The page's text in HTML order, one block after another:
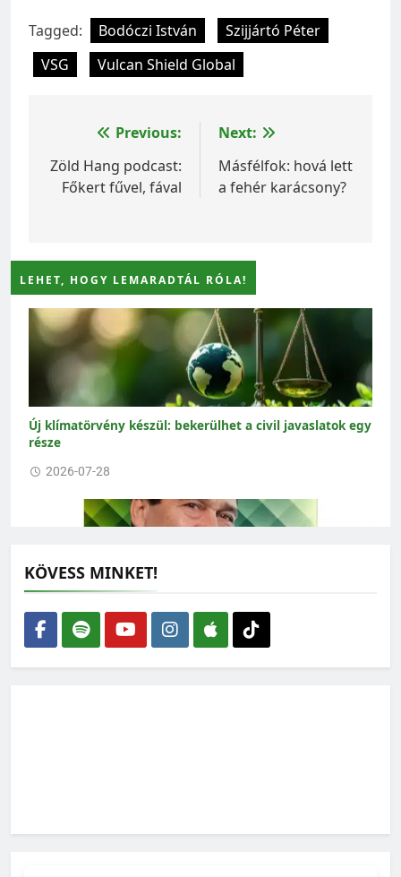
Tagged: Bodóczi István
Szijjártó Péter
VSG
Vulcan Shield Global
Bejegyzés
navigáció
Previous:
Zöld Hang podcast:
Főkert fűvel, fával
Next:
Másfélfok: hová lett
a fehér karácsony?
LEHET, HOGY LEMARADTÁL RÓLA!
Új klímatörvény készül: bekerülhet a civil javaslatok egy
része
2026-07-28
Lehet-e rendszerkritika nélkül zöldnek lenni?
2026-07-27
2026-07-15
KÖVESS MINKET!